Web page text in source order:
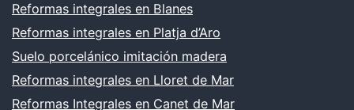
Reformas integrales en Blanes
Reformas integrales en Platja d’Aro
Suelo porcelánico imitación madera
Reformas integrales en Lloret de Mar
Reformas Integrales en Canet de Mar